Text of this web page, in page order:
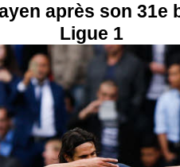
après son 31e
Ligue 1